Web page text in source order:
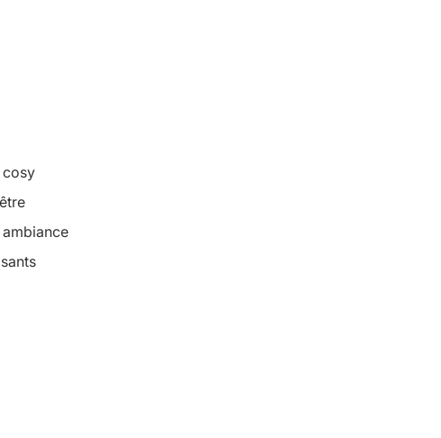
cosy